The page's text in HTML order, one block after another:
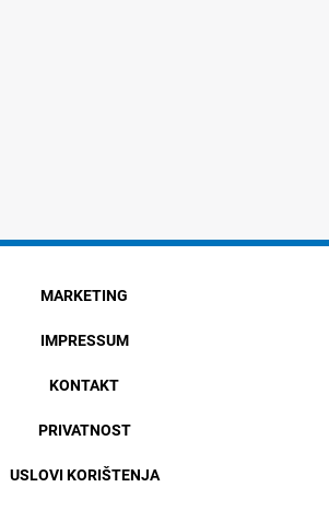
MARKETING
IMPRESSUM
KONTAKT
PRIVATNOST
USLOVI KORIŠTENJA